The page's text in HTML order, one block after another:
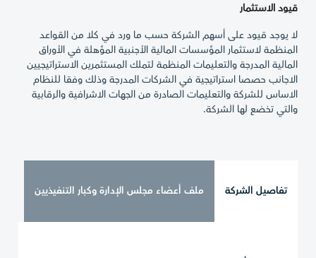
قيود الاستثمار
لا يوجد قيود على أسهم الشركة حسب ما ورد في كلا من القواعد
المنظمة لاستثمار المؤسسات المالية الأجنبية المؤهلة في الأوراق
المالية المدرجة والتعليمات المنظمة لتملك المستثمرين الاستراتيجيين
الاجانب حصصا استراتيجية في الشركات المدرجة وذلك وفقا للنظام
الاساس للشركة والتعليمات الصادرة من الجهات الاشرافية والرقابية
والتي تخضع لها الشركة.
تفاصيل الشركة ملف أعضاء مجلس الإدارة وكبار التنفيذيين